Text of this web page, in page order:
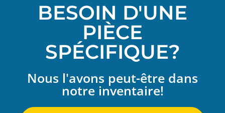
BESOIN D'UNE
PIÈCE
SPÉCIFIQUE?
Nous l'avons peut-être dans
notre inventaire!